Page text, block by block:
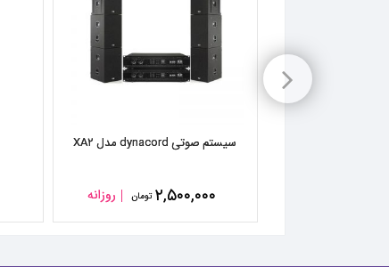
سیستم صوتی dynacord مدل XA۲
۲,۵۰۰,۰۰۰ تومان روزانه